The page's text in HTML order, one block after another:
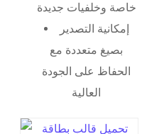
خاصة وخلفيات جديدة
إمكانية التصدير
بصيغ متعددة مع
الحفاظ على الجودة
العالية